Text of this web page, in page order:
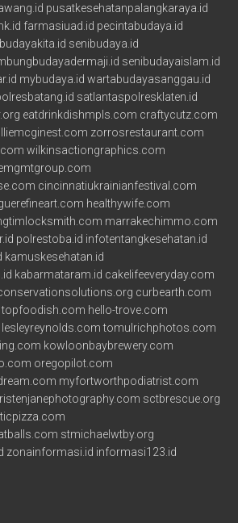
pusatkesehatanpalangkaraya.id
farmasiuad.id pecintabudaya.id
budayakita.id senibudaya.id
senibudayaislam.id
mybudaya.id wartabudayasanggau.id
satlantaspolresklaten.id
eatdrinkdishmpls.com craftycutz.com
zorrosrestaurant.com
wilkinsactiongraphics.com
cincinnatiukrainianfestival.com
healthywife.com
marrakechimmo.com
polrestoba.id infotentangkesehatan.id
kamuskesehatan.id
kabarmataram.id cakelifeeveryday.com
curbearth.com
topfoodish.com hello-trove.com
lesleyreynolds.com tomulrichphotos.com
kowloonbaybrewery.com
oregopilot.com
myfortworthpodiatrist.com
sctbrescue.org
stmichaelwtby.org
zonainformasi.id informasi123.id